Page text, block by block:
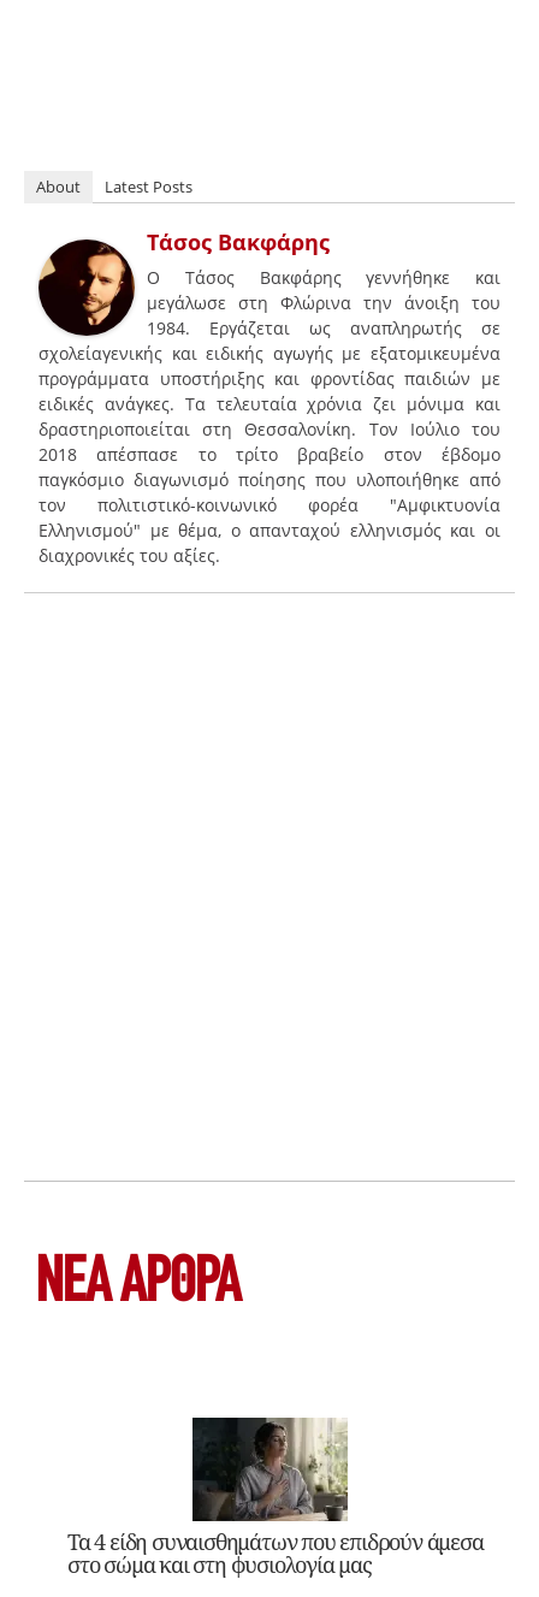
About Latest Posts
Τάσος Βακφάρης
Ο Τάσος Βακφάρης γεννήθηκε και
μεγάλωσε στη Φλώρινα την άνοιξη του
1984. Εργάζεται ως αναπληρωτής σε
σχολείαγενικής και ειδικής αγωγής με εξατομικευμένα
προγράμματα υποστήριξης και φροντίδας παιδιών με
ειδικές ανάγκες. Τα τελευταία χρόνια ζει μόνιμα και
δραστηριοποιείται στη Θεσσαλονίκη. Τον Ιούλιο του
2018 απέσπασε το τρίτο βραβείο στον έβδομο
παγκόσμιο διαγωνισμό ποίησης που υλοποιήθηκε από
τον πολιτιστικό-κοινωνικό φορέα "Αμφικτυονία
Ελληνισμού" με θέμα, ο απανταχού ελληνισμός και οι
διαχρονικές του αξίες.
ΝΕΑ ΆΡΘΡΑ
Τα 4 είδη συναισθημάτων που επιδρούν άμεσα
στο σώμα και στη φυσιολογία μας